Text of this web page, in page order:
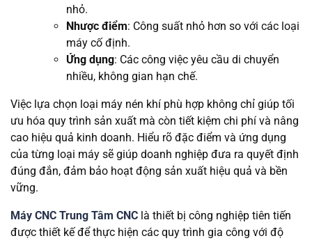
nhỏ.
Nhược điểm: Công suất nhỏ hơn so với các loại
máy cố định.
Ứng dụng: Các công việc yêu cầu di chuyển
nhiều, không gian hạn chế.
Việc lựa chọn loại máy nén khí phù hợp không chỉ giúp tối
ưu hóa quy trình sản xuất mà còn tiết kiệm chi phí và nâng
cao hiệu quả kinh doanh. Hiểu rõ đặc điểm và ứng dụng
của từng loại máy sẽ giúp doanh nghiệp đưa ra quyết định
đúng đắn, đảm bảo hoạt động sản xuất hiệu quả và bền
vững.
Máy CNC Trung Tâm CNC là thiết bị công nghiệp tiên tiến
được thiết kế để thực hiện các quy trình gia công với độ